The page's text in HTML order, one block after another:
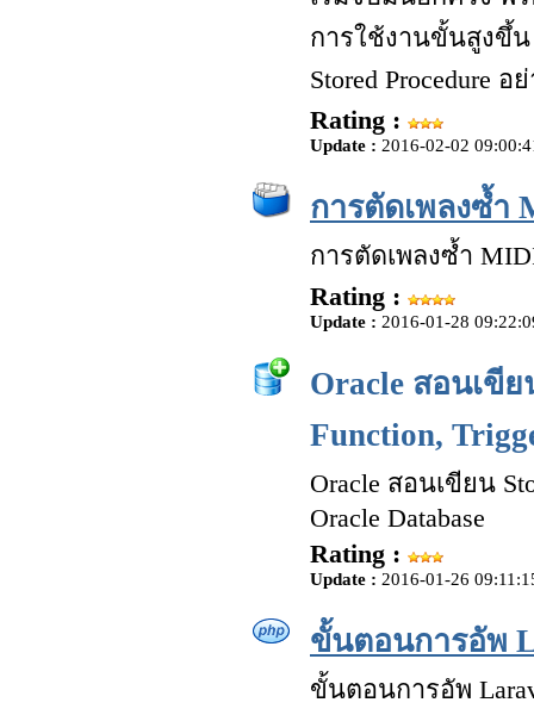
การใช้งานขั้นสูงขึ้
Stored Procedure อ
Rating :
Update : 2016-02-02
การตัดเพลงซ้ำ
การตัดเพลงซ้ำ
Rating :
Update : 2016-01-28
Oracle สอนเขีย
Function,
Oracle สอนเขียน
Oracle Database
Rating :
Update : 2016-01-26
ขั้นตอนการอัพ
ขั้นตอนการอัพ